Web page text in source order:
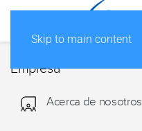
Skip to main content
Empresa
Acerca de nosotros